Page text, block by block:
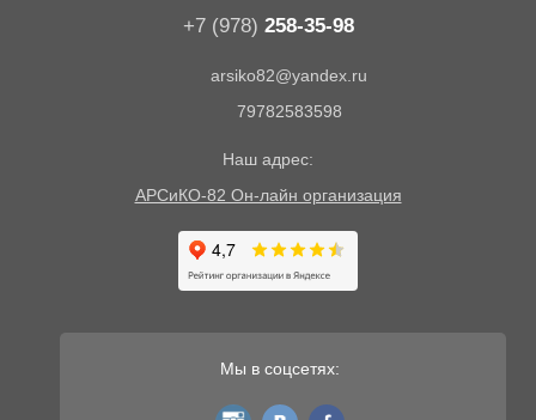
+7 (978) 258-35-98
arsiko82@yandex.ru
79782583598
Наш адрес:
АРСиКО-82 Он-лайн организация
Мы в соцсетях:
instagram
vk fb